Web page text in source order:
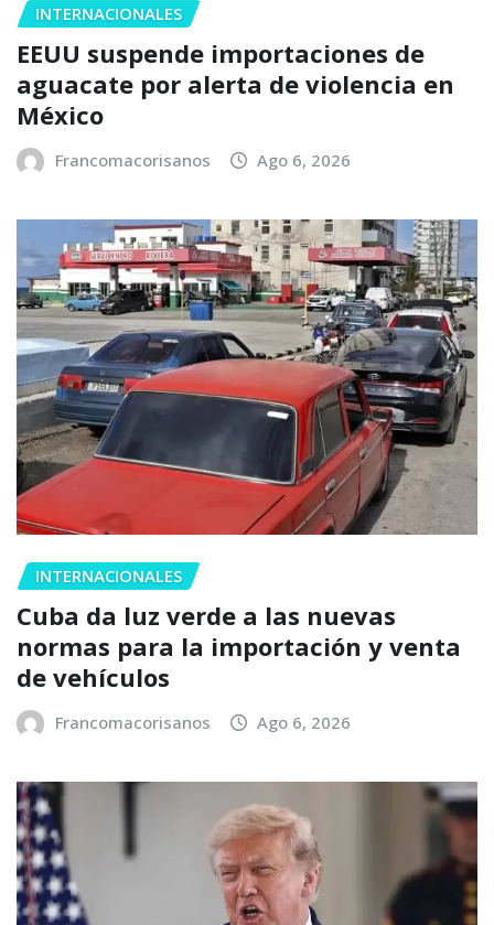
INTERNACIONALES
EEUU suspende importaciones de
aguacate por alerta de violencia en
México
Francomacorisanos Ago 6, 2026
INTERNACIONALES
Cuba da luz verde a las nuevas
normas para la importación y venta
de vehículos
Francomacorisanos Ago 6, 2026